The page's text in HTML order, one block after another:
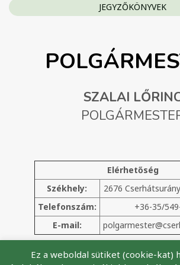
JEGYZŐKÖNYVEK
SZALAI
Elérhetőség
Székhely:
2676
Telefonszám:
+36-35/
E-mail:
Ez a weboldal sütiket (cookie-kat)